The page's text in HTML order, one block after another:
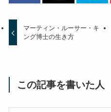
マーティン・ルーサー・キ
ング博士の生き方
この記事を書いた人